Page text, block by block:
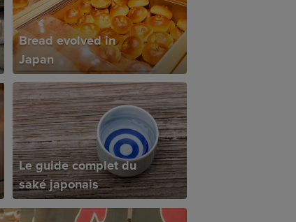
Bread evolved in
Japan
Le guide complet du
saké japonais